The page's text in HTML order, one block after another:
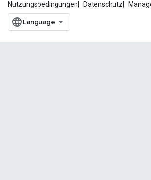
Nutzungsbedingungen Datenschutz